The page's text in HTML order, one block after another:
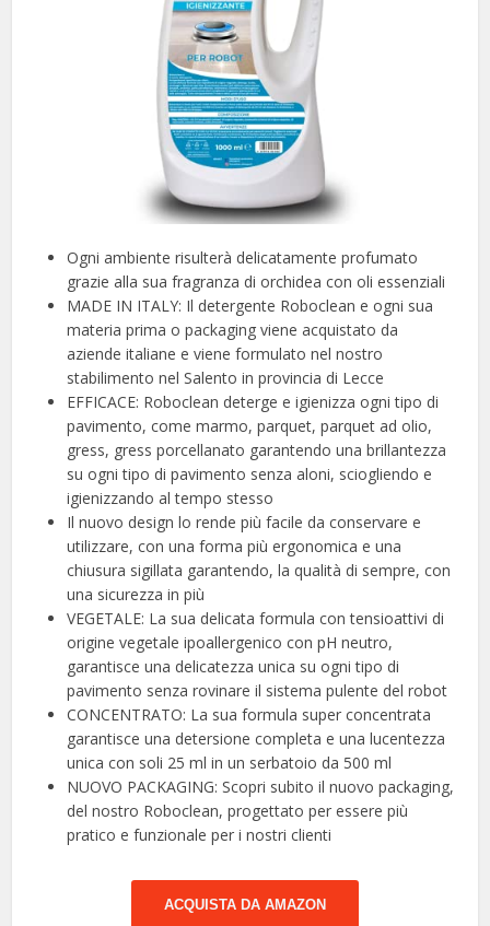
Ogni ambiente risulterà delicatamente profumato
grazie alla sua fragranza di orchidea con oli essenziali
MADE IN ITALY: Il detergente Roboclean e ogni sua
materia prima o packaging viene acquistato da
aziende italiane e viene formulato nel nostro
stabilimento nel Salento in provincia di Lecce
EFFICACE: Roboclean deterge e igienizza ogni tipo di
pavimento, come marmo, parquet, parquet ad olio,
gress, gress porcellanato garantendo una brillantezza
su ogni tipo di pavimento senza aloni, sciogliendo e
igienizzando al tempo stesso
Il nuovo design lo rende più facile da conservare e
utilizzare, con una forma più ergonomica e una
chiusura sigillata garantendo, la qualità di sempre, con
una sicurezza in più
VEGETALE: La sua delicata formula con tensioattivi di
origine vegetale ipoallergenico con pH neutro,
garantisce una delicatezza unica su ogni tipo di
pavimento senza rovinare il sistema pulente del robot
CONCENTRATO: La sua formula super concentrata
garantisce una detersione completa e una lucentezza
unica con soli 25 ml in un serbatoio da 500 ml
NUOVO PACKAGING: Scopri subito il nuovo packaging,
del nostro Roboclean, progettato per essere più
pratico e funzionale per i nostri clienti
ACQUISTA DA AMAZON